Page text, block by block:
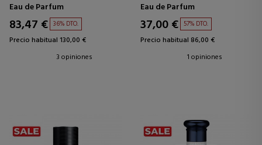
Eau de Parfum
83,47 € 36% DTO.
Precio habitual 130,00 €
3 opiniones
Eau de Parfum
37,00 € 57% DTO.
Precio habitual 86,00 €
1 opiniones